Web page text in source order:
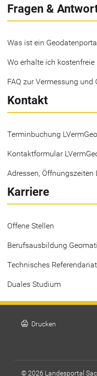
Fragen &
Was ist ein
Wo erhalte ich kostenfreie
FAQ zur Vermessung
Kontakt
Terminbuchung LVermGeo
Kontaktformular
Adressen, Öffnungszeiten
Karriere
Offene Stellen
Berufsausbildung
Technisches Referendariat
Duales Studium
print Drucken
© 2026 Landesportal